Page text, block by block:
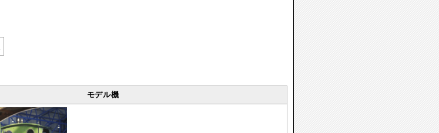
モデル機